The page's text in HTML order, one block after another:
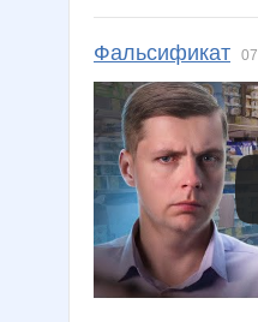
Фальсификат